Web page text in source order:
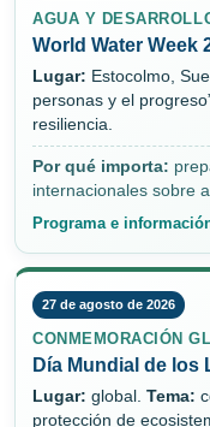
AGUA Y
World Water Week
Lugar: Estocolmo,
personas y el
resiliencia.
Por qué importa:
internacionales sobre
Programa e
27 de agosto de 2026
CONMEMORACIÓN
Día Mundial de los
Lugar: global. Tema:
protección de